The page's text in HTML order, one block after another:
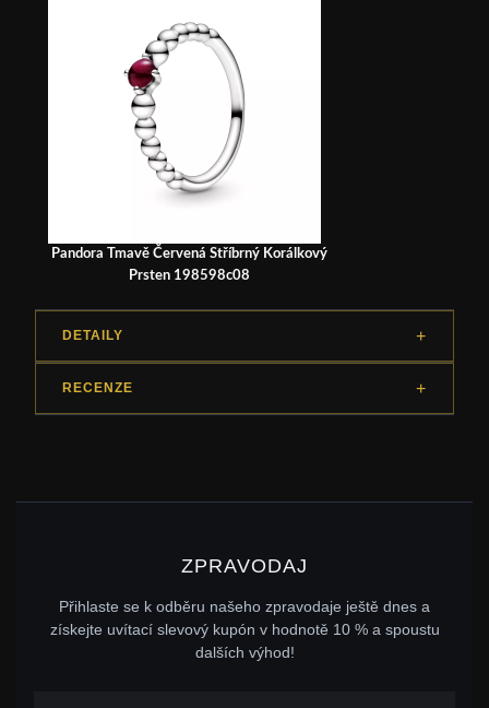
Pandora Tmavě Červená Stříbrný Korálkový
Prsten 198598c08
DETAILY
RECENZE
ZPRAVODAJ
Přihlaste se k odběru našeho zpravodaje ještě dnes a
získejte uvítací slevový kupón v hodnotě 10 % a spoustu
dalších výhod!